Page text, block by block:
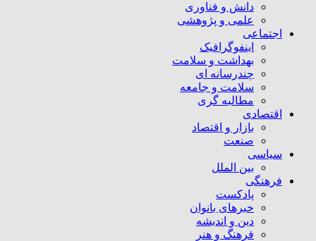
دانش و فناوری
علمی و پژوهشی
اجتماعی
اینفوگرافیک
بهداشت و سلامت
چندرسانه ای
سلامت و جامعه
مطالبه گری
اقتصادی
بازار و اقتصاد
صنعت
سیاسی
بین الملل
فرهنگی
پادکست
خبرهای بانوان
دین و اندیشه
فرهنگ و هنر